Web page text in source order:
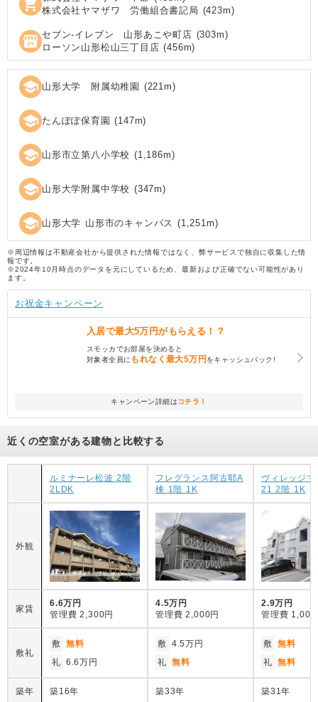
shopping_cart 株式会社ヤマザワ 労働組合書記局 (423m)
local_convenience_store セブン‐イレブン 山形あこや町店 (303m)
ローソン山形松山三丁目店 (456m)
school 山形大学 附属幼稚園 (221m)
school たんぽぽ保育園 (147m)
school 山形市立第八小学校 (1,186m)
school 山形大学附属中学校 (347m)
school 山形大学 山形市のキャンパス (1,251m)
※周辺情報は不動産会社から提供された情報ではなく、弊サービスで独自に収集した情
報です。
※2024年10月時点のデータを元にしているため、最新および正確でない可能性があり
ます。
お祝金キャンペーン
入居で最大5万円がもらえる！？
スモッカでお部屋を決めると
対象者全員に もれなく最大5万円 をキャッシュバック!
キャンペーン詳細はコチラ！
近くの空室がある建物と比較する
ルミナーレ松波 2階
2LDK
フレグランス阿古耶A
棟 1階 1K
ヴィレッジマ
21 2階 1K
外観
家賃
6.6万円
管理費 2,300円
4.5万円
管理費 2,000円
2.9万円
管理費 1,000
敷礼
敷 無料
礼 6.6万円
敷 4.5万円
礼 無料
敷 無料
礼 無料
築年 築16年 築33年 築31年